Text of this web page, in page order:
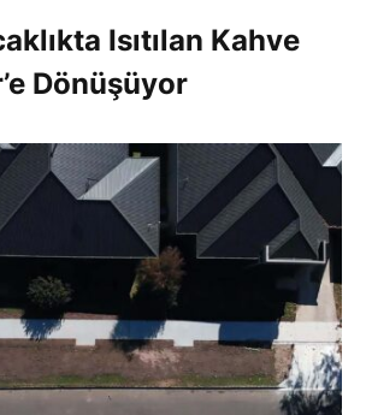
Isıtılan Kahve
Dönüşüyor